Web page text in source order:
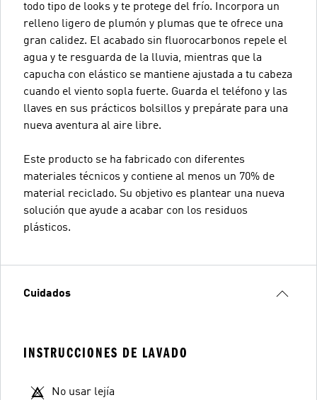
todo tipo de looks y te protege del frío. Incorpora un
relleno ligero de plumón y plumas que te ofrece una
gran calidez. El acabado sin fluorocarbonos repele el
agua y te resguarda de la lluvia, mientras que la
capucha con elástico se mantiene ajustada a tu cabeza
cuando el viento sopla fuerte. Guarda el teléfono y las
llaves en sus prácticos bolsillos y prepárate para una
nueva aventura al aire libre.
Este producto se ha fabricado con diferentes
materiales técnicos y contiene al menos un 70% de
material reciclado. Su objetivo es plantear una nueva
solución que ayude a acabar con los residuos
plásticos.
Cuidados
INSTRUCCIONES DE LAVADO
No usar lejía